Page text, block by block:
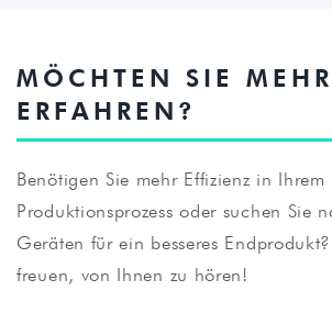
MÖCHTEN SIE MEHR
ERFAHREN?
Benötigen Sie mehr Effizienz in Ihrem
Produktionsprozess oder suchen Sie
Geräten für ein besseres
freuen, von Ihnen zu hören!